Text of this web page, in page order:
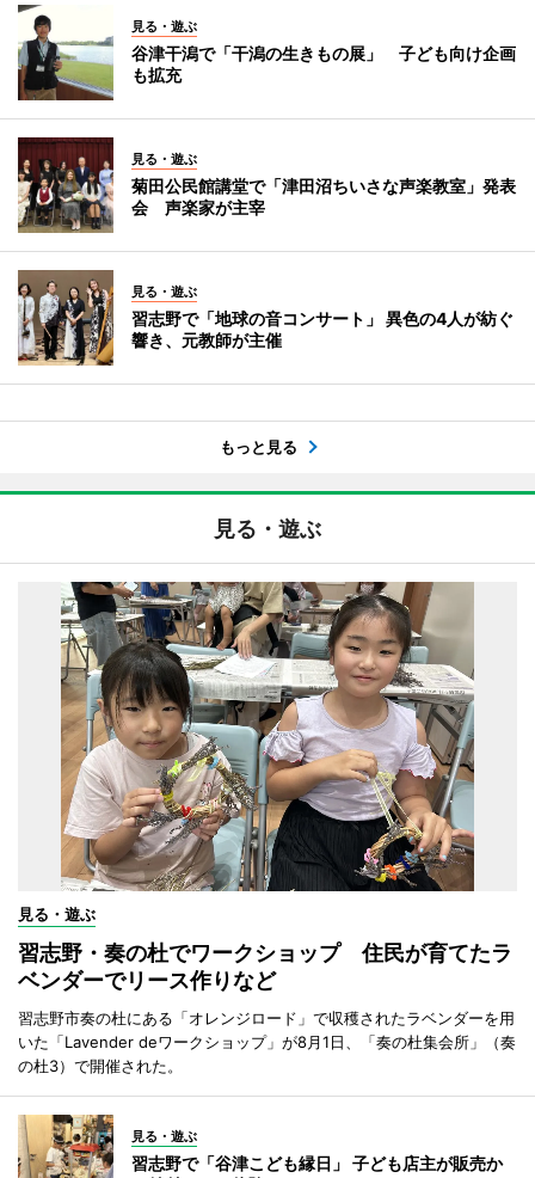
見る・遊ぶ
谷津干潟で「干潟の生きもの展」 子ども向け企画
も拡充
見る・遊ぶ
菊田公民館講堂で「津田沼ちいさな声楽教室」発表
会 声楽家が主宰
見る・遊ぶ
習志野で「地球の音コンサート」 異色の4人が紡ぐ
響き、元教師が主催
もっと見る
見る・遊ぶ
見る・遊ぶ
習志野・奏の杜でワークショップ 住民が育てたラ
ベンダーでリース作りなど
習志野市奏の杜にある「オレンジロード」で収穫されたラベンダーを用
いた「Lavender deワークショップ」が8月1日、「奏の杜集会所」（奏
の杜3）で開催された。
見る・遊ぶ
習志野で「谷津こども縁日」 子ども店主が販売か